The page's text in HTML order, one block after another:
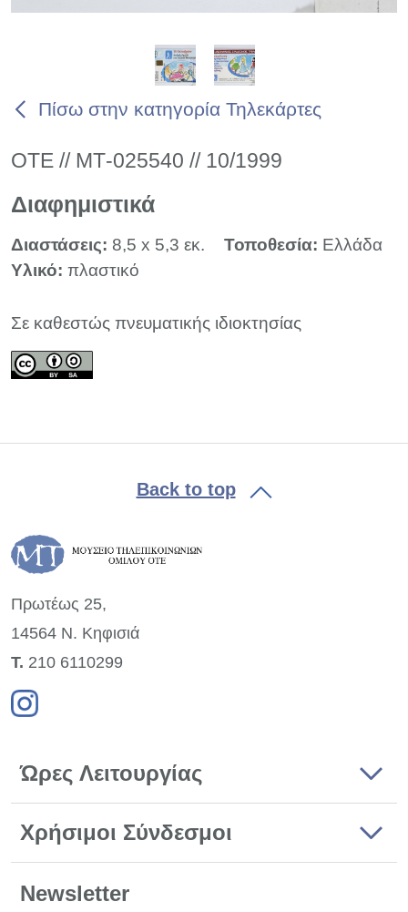
Πίσω στην κατηγορία Τηλεκάρτες
ΟΤΕ // ΜΤ-025540 // 10/1999
Διαφημιστικά
Διαστάσεις: 8,5 x 5,3 εκ. Τοποθεσία: Ελλάδα
Υλικό: πλαστικό
Σε καθεστώς πνευματικής ιδιοκτησίας
Back to top
Πρωτέως 25,
14564 Ν. Κηφισιά
Τ. 210 6110299
Ώρες Λειτουργίας
Χρήσιμοι Σύνδεσμοι
Newsletter